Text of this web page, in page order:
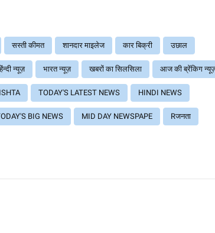
सस्ती कीमत शानदार माइलेज कार बिक्री उछाल
न्यूज़ भारत न्यूज़ खबरों का सिलसिला आज की ब्रेंकिग
TODAY'S LATEST NEWS HINDI NEWS
BIG NEWS MID DAY NEWSPAPE Rजनता